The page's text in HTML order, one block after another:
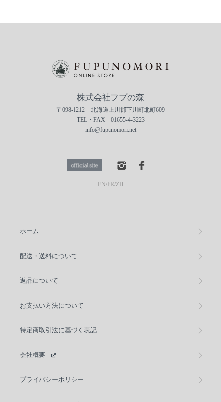
株式会社フプの森
〒098-1212 北海道上川郡下川町北町609
TEL・FAX 01655-4-3223
info@fupunomori.net
EN/FR/ZH
ホーム
配送・送料について
返品について
お支払い方法について
特定商取引法に基づく表記
会社概要
プライバシーポリシー